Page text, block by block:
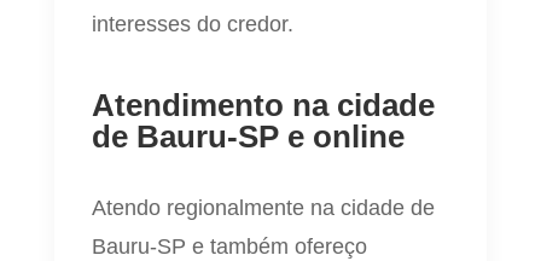
interesses do credor.
Atendimento na cidade
de Bauru-SP e online
Atendo regionalmente na cidade de
Bauru-SP e também ofereço